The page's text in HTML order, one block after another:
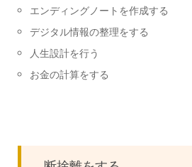
エンディングノートを作成する
デジタル情報の整理をする
人生設計を行う
お金の計算をする